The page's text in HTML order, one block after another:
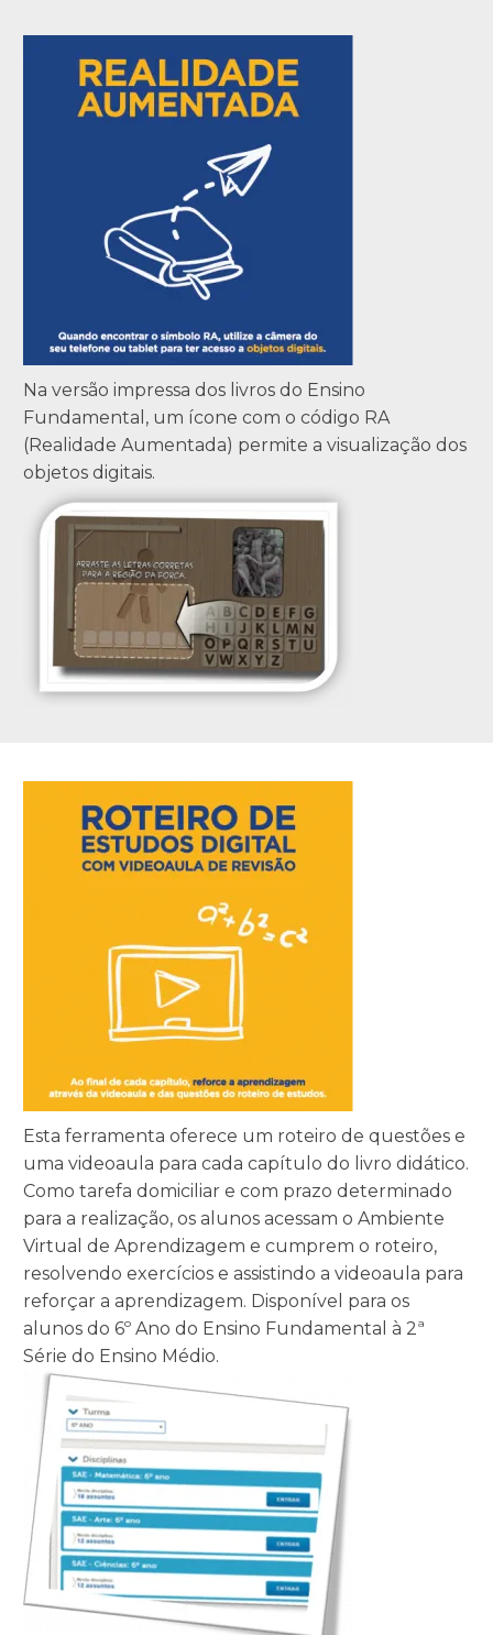
Na versão impressa dos livros do Ensino
Fundamental, um ícone com o código RA
(Realidade Aumentada) permite a visualização dos
objetos digitais.
Esta ferramenta oferece um roteiro de questões e
uma videoaula para cada capítulo do livro didático.
Como tarefa domiciliar e com prazo determinado
para a realização, os alunos acessam o Ambiente
Virtual de Aprendizagem e cumprem o roteiro,
resolvendo exercícios e assistindo a videoaula para
reforçar a aprendizagem. Disponível para os
alunos do 6º Ano do Ensino Fundamental à 2ª
Série do Ensino Médio.